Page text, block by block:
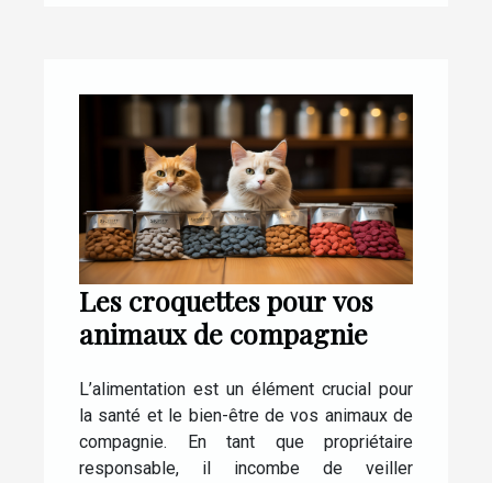
Les croquettes pour vos
animaux de compagnie
L’alimentation est un élément crucial pour
la santé et le bien-être de vos animaux de
compagnie. En tant que propriétaire
responsable, il incombe de veiller